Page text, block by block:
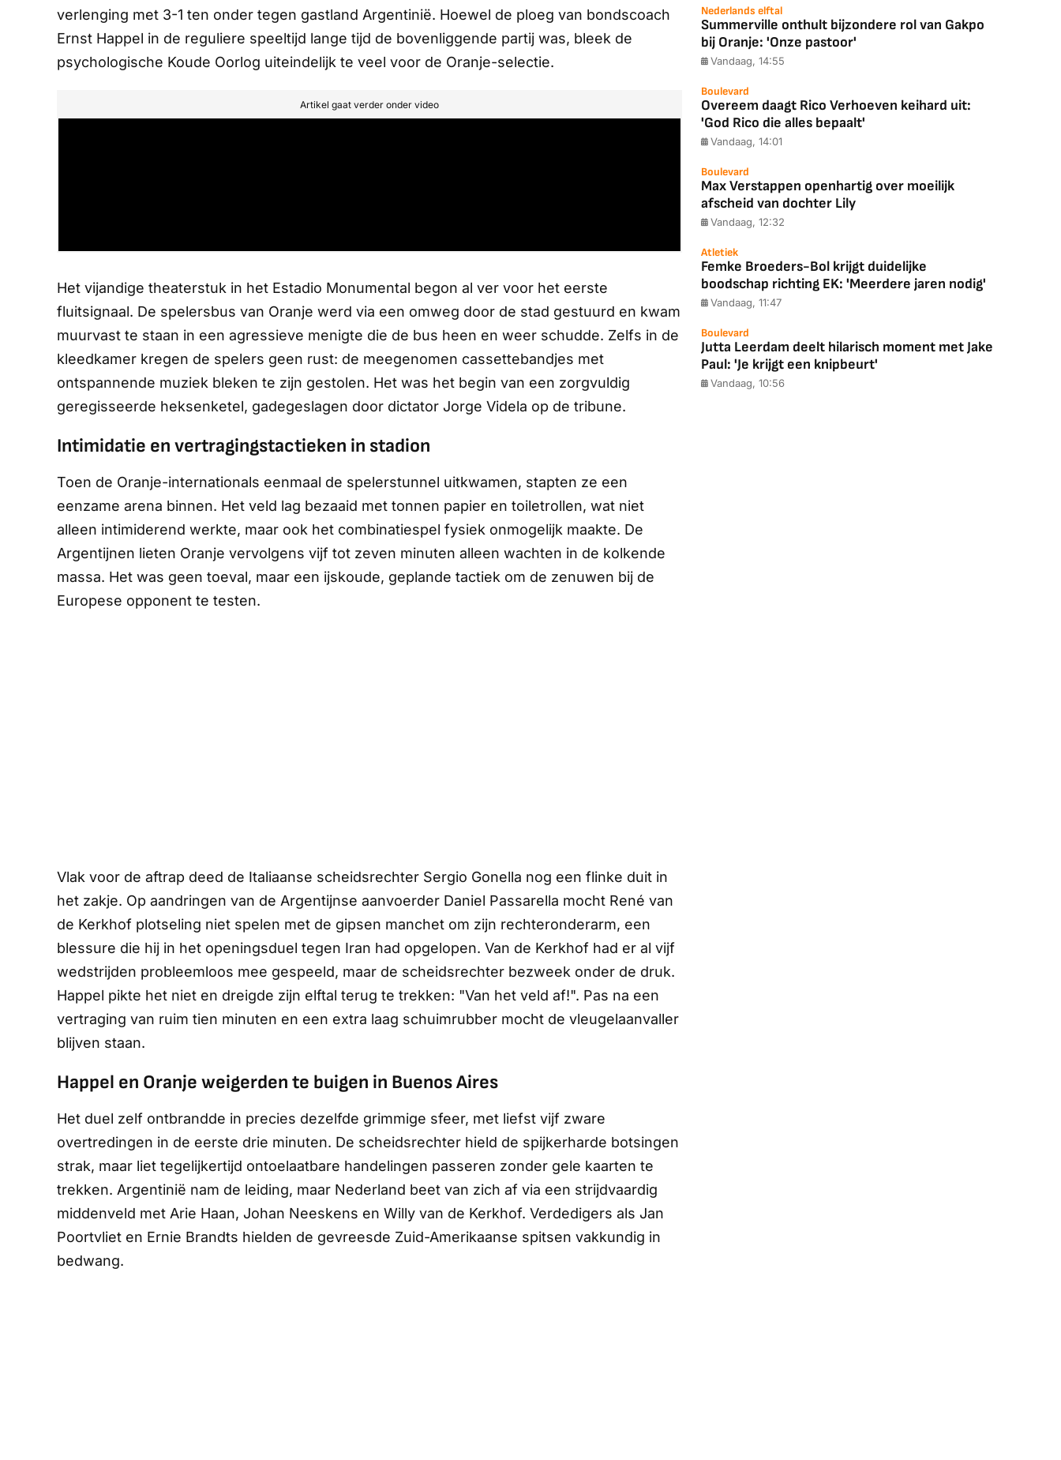
verlenging met 3-1 ten onder tegen gastland Argentinië. Hoewel de ploeg van bondscoach
Ernst Happel in de reguliere speeltijd lange tijd de bovenliggende partij was, bleek de
psychologische Koude Oorlog uiteindelijk te veel voor de Oranje-selectie.
Artikel gaat verder onder video
Het vijandige theaterstuk in het Estadio Monumental begon al ver voor het eerste
fluitsignaal. De spelersbus van Oranje werd via een omweg door de stad gestuurd en kwam
muurvast te staan in een agressieve menigte die de bus heen en weer schudde. Zelfs in de
kleedkamer kregen de spelers geen rust: de meegenomen cassettebandjes met
ontspannende muziek bleken te zijn gestolen. Het was het begin van een zorgvuldig
geregisseerde heksenketel, gadegeslagen door dictator Jorge Videla op de tribune.
Intimidatie en vertragingstactieken in stadion
Toen de Oranje-internationals eenmaal de spelerstunnel uitkwamen, stapten ze een
eenzame arena binnen. Het veld lag bezaaid met tonnen papier en toiletrollen, wat niet
alleen intimiderend werkte, maar ook het combinatiespel fysiek onmogelijk maakte. De
Argentijnen lieten Oranje vervolgens vijf tot zeven minuten alleen wachten in de kolkende
massa. Het was geen toeval, maar een ijskoude, geplande tactiek om de zenuwen bij de
Europese opponent te testen.
Vlak voor de aftrap deed de Italiaanse scheidsrechter Sergio Gonella nog een flinke duit in
het zakje. Op aandringen van de Argentijnse aanvoerder Daniel Passarella mocht René van
de Kerkhof plotseling niet spelen met de gipsen manchet om zijn rechteronderarm, een
blessure die hij in het openingsduel tegen Iran had opgelopen. Van de Kerkhof had er al vijf
wedstrijden probleemloos mee gespeeld, maar de scheidsrechter bezweek onder de druk.
Happel pikte het niet en dreigde zijn elftal terug te trekken: "Van het veld af!". Pas na een
vertraging van ruim tien minuten en een extra laag schuimrubber mocht de vleugelaanvaller
blijven staan.
Happel en Oranje weigerden te buigen in Buenos Aires
Het duel zelf ontbrandde in precies dezelfde grimmige sfeer, met liefst vijf zware
overtredingen in de eerste drie minuten. De scheidsrechter hield de spijkerharde botsingen
strak, maar liet tegelijkertijd ontoelaatbare handelingen passeren zonder gele kaarten te
trekken. Argentinië nam de leiding, maar Nederland beet van zich af via een strijdvaardig
middenveld met Arie Haan, Johan Neeskens en Willy van de Kerkhof. Verdedigers als Jan
Poortvliet en Ernie Brandts hielden de gevreesde Zuid-Amerikaanse spitsen vakkundig in
bedwang.
Nederlands elftal
Summerville onthult bijzondere rol van Gakpo
bij Oranje: 'Onze pastoor'
Vandaag, 14:55
Boulevard
Overeem daagt Rico Verhoeven keihard uit:
'God Rico die alles bepaalt'
Vandaag, 14:01
Boulevard
Max Verstappen openhartig over moeilijk
afscheid van dochter Lily
Vandaag, 12:32
Atletiek
Femke Broeders-Bol krijgt duidelijke
boodschap richting EK: 'Meerdere jaren nodig'
Vandaag, 11:47
Boulevard
Jutta Leerdam deelt hilarisch moment met Jake
Paul: 'Je krijgt een knipbeurt'
Vandaag, 10:56